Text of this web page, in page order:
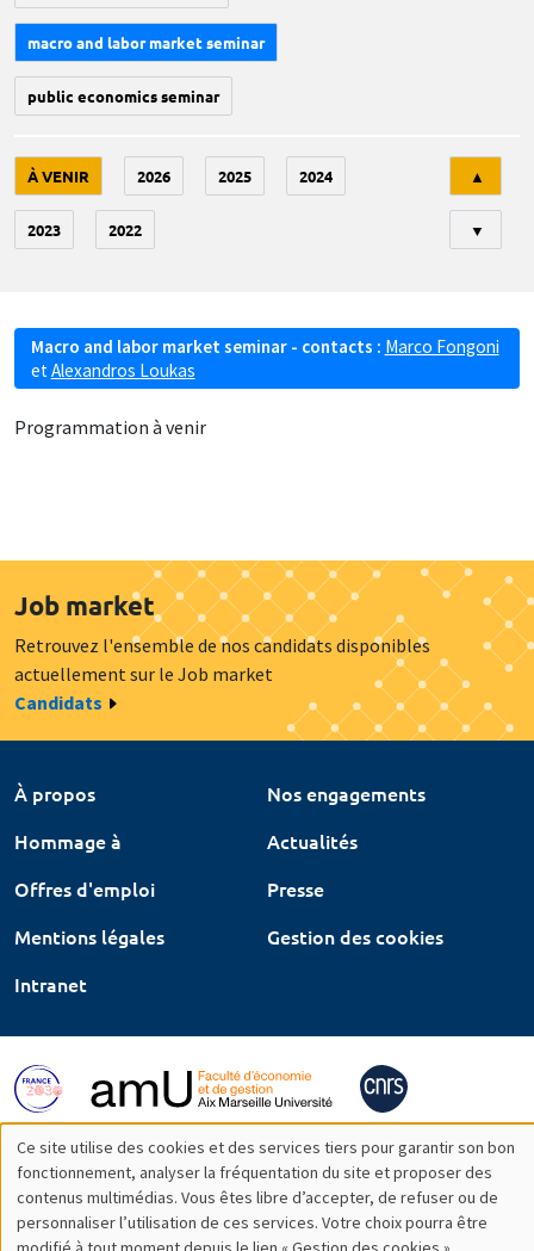
macro and labor market seminar
public economics seminar
À VENIR 2026 2025 2024
2023 2022
▲
▼
Macro and labor market seminar - contacts : Marco Fongoni
et Alexandros Loukas
Programmation à venir
Job market
Retrouvez l'ensemble de nos candidats disponibles
actuellement sur le Job market
Candidats
À propos
Nos engagements
Hommage à
Actualités
Offres d'emploi
Presse
Mentions légales
Gestion des cookies
Intranet
Utilisation
des
Ce site utilise des cookies et des services tiers pour garantir son bon
fonctionnement, analyser la fréquentation du site et proposer des
contenus multimédias. Vous êtes libre d’accepter, de refuser ou de
personnaliser l’utilisation de ces services. Votre choix pourra être